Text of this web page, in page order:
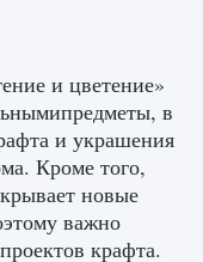
в
и цветение»
в
и украшения
Кроме того,
новые
важно
крафта.